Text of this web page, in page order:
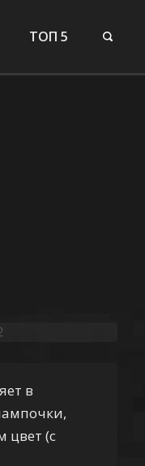
ТОП 5
в
цвет (с